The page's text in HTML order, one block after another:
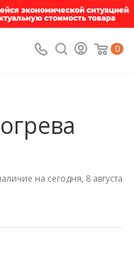
0
на сегодня, 8 августа